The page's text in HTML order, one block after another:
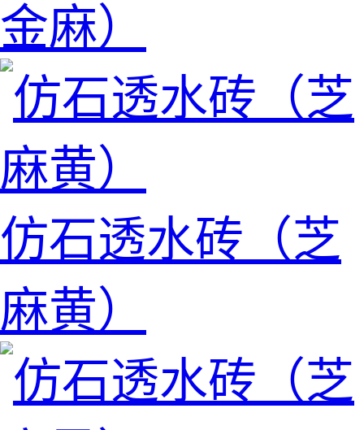
金麻）
仿石透水砖（芝
麻黄）